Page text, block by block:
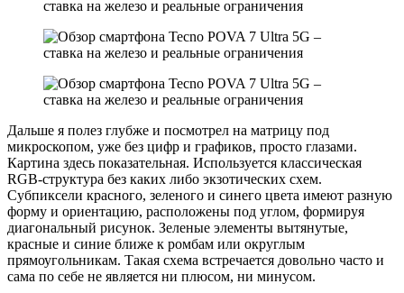
Дальше я полез глубже и посмотрел на матрицу под
микроскопом, уже без цифр и графиков, просто глазами.
Картина здесь показательная. Используется классическая
RGB-структура без каких либо экзотических схем.
Субпиксели красного, зеленого и синего цвета имеют разную
форму и ориентацию, расположены под углом, формируя
диагональный рисунок. Зеленые элементы вытянутые,
красные и синие ближе к ромбам или округлым
прямоугольникам. Такая схема встречается довольно часто и
сама по себе не является ни плюсом, ни минусом.